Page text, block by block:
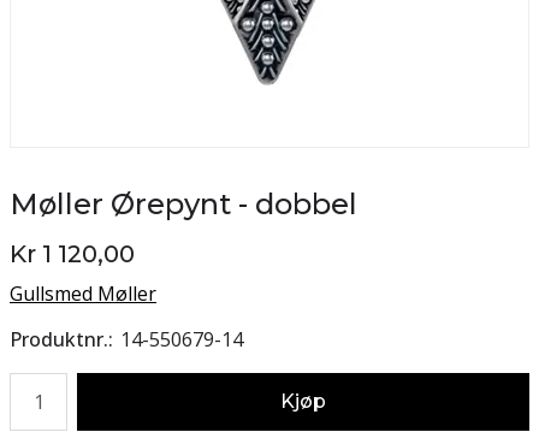
Møller Ørepynt - dobbel
Kr 1 120,00
Gullsmed Møller
Produktnr. 14-550679-14
Kjøp